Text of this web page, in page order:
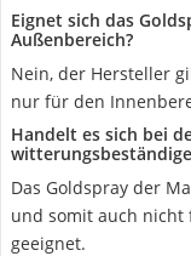
Eignet sich das
Außenbereich?
Nein, der Hersteller
nur für den
Handelt es sich bei
Das Goldspray der
und somit auch nicht
geeignet.